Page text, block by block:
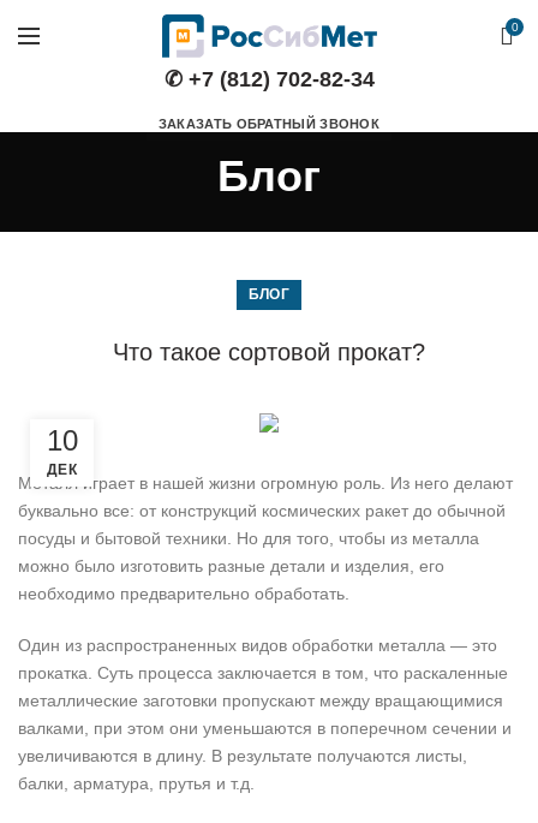
0
✆ +7 (812) 702-82-34
ЗАКАЗАТЬ ОБРАТНЫЙ ЗВОНОК
Блог
БЛОГ
Что такое сортовой прокат?
10
ДЕК
Металл играет в нашей жизни огромную роль. Из него делают
буквально все: от конструкций космических ракет до обычной
посуды и бытовой техники. Но для того, чтобы из металла
можно было изготовить разные детали и изделия, его
необходимо предварительно обработать.
Один из распространенных видов обработки металла — это
прокатка. Суть процесса заключается в том, что раскаленные
металлические заготовки пропускают между вращающимися
валками, при этом они уменьшаются в поперечном сечении и
увеличиваются в длину. В результате получаются листы,
балки, арматура, прутья и т.д.